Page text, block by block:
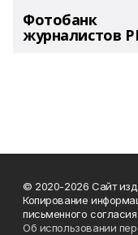
Фотобанк
журналистов
© 2020-2026 Сайт
Копирование
письменного
Об использовании